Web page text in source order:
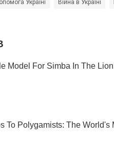
Україні Війна в Україні